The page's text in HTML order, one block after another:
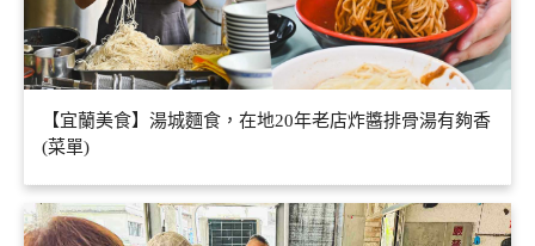
【宜蘭美食】湯城麵食，在地20年老店炸醬排骨湯有夠香
(菜單)